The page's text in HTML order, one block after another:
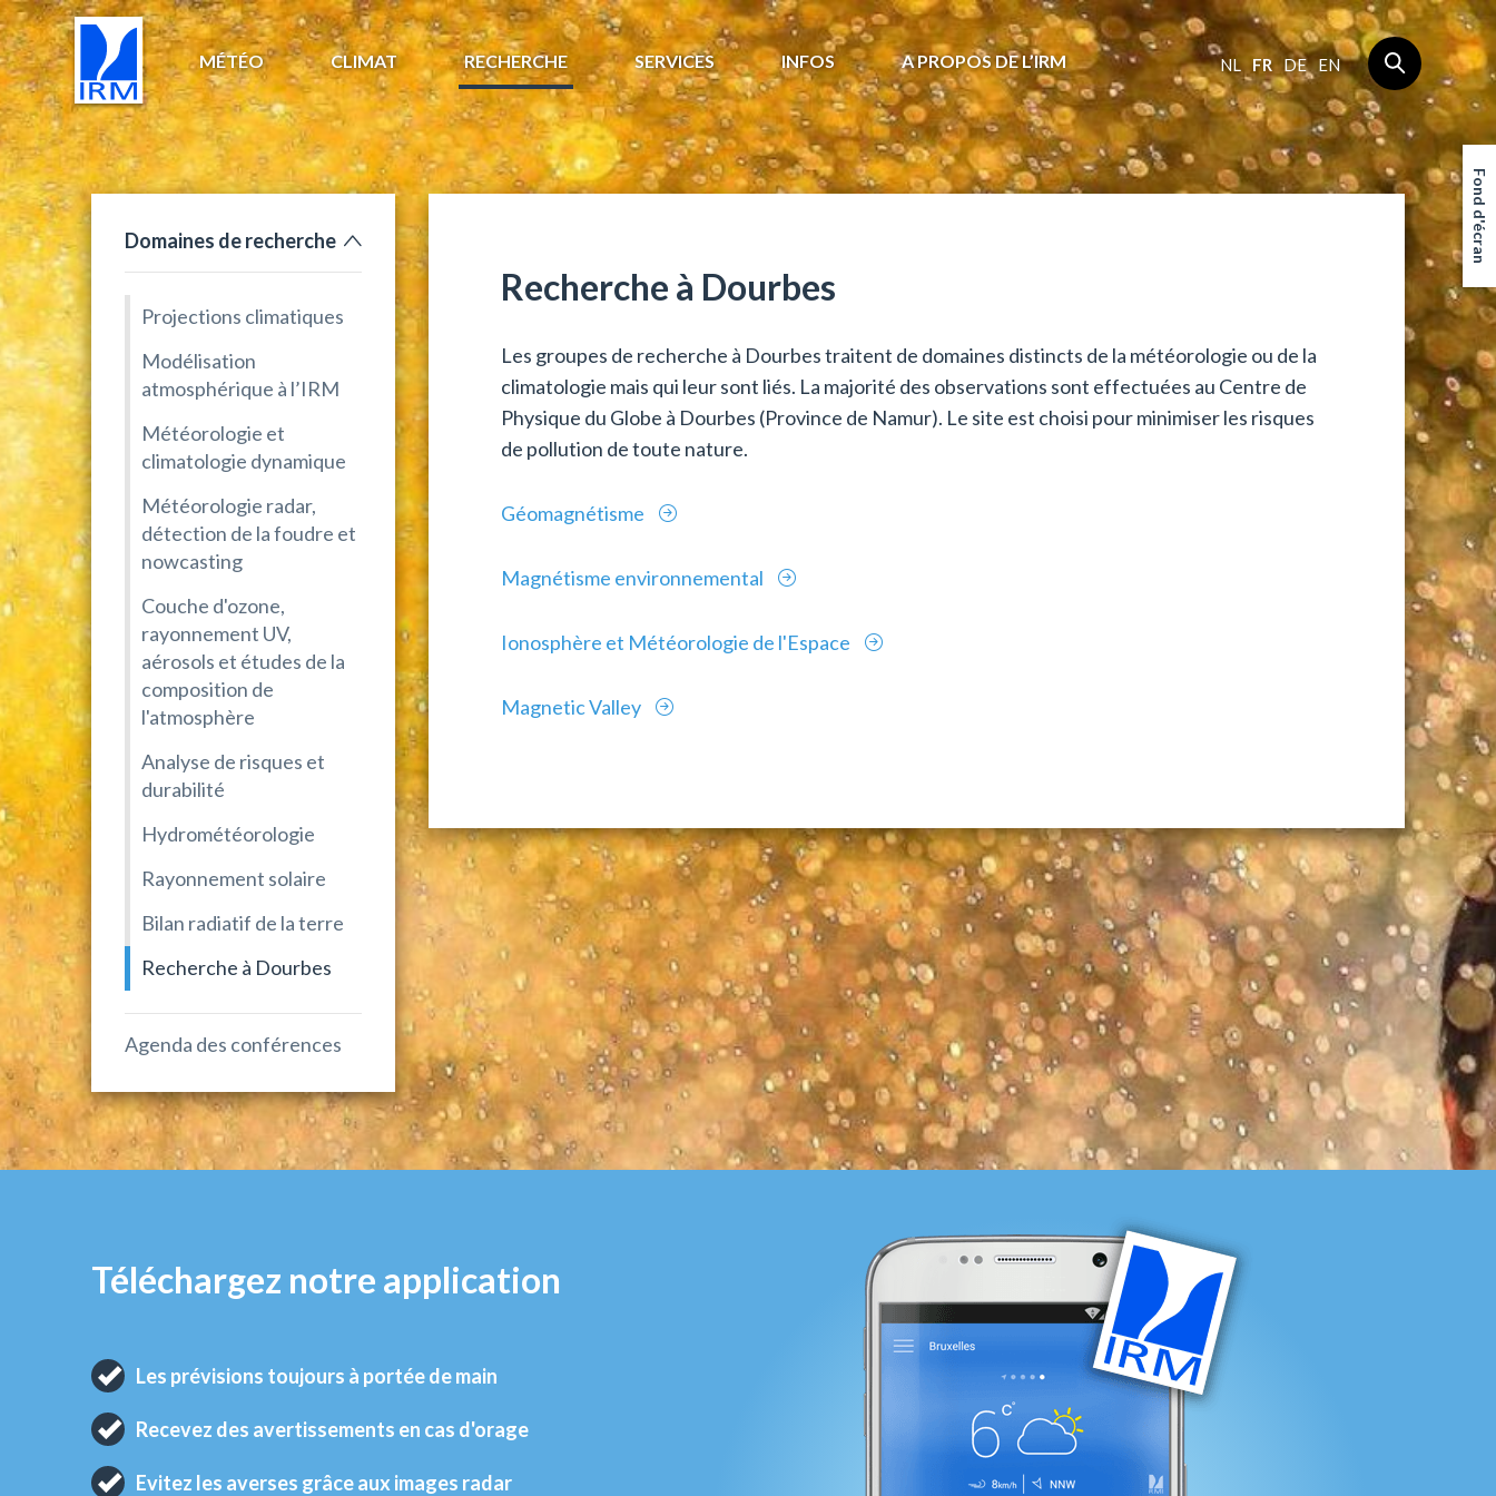
MÉTÉO CLIMAT RECHERCHE SERVICES INFOS A PROPOS DE L’IRM NL FR DE EN
Domaines de recherche
Projections climatiques
Modélisation
atmosphérique à l’IRM
Météorologie et
climatologie dynamique
Météorologie radar,
détection de la foudre et
nowcasting
Couche d'ozone,
rayonnement UV,
aérosols et études de la
composition de
l'atmosphère
Analyse de risques et
durabilité
Hydrométéorologie
Rayonnement solaire
Bilan radiatif de la terre
Recherche à Dourbes
Agenda des conférences
Recherche à Dourbes
Les groupes de recherche à Dourbes traitent de domaines distincts de la météorologie ou de la
climatologie mais qui leur sont liés. La majorité des observations sont effectuées au Centre de
Physique du Globe à Dourbes (Province de Namur). Le site est choisi pour minimiser les risques
de pollution de toute nature.
Géomagnétisme
Magnétisme environnemental
Ionosphère et Météorologie de l'Espace
Magnetic Valley
Téléchargez notre application
Les prévisions toujours à portée de main
Recevez des avertissements en cas d'orage
Evitez les averses grâce aux images radar
Fond d'écran